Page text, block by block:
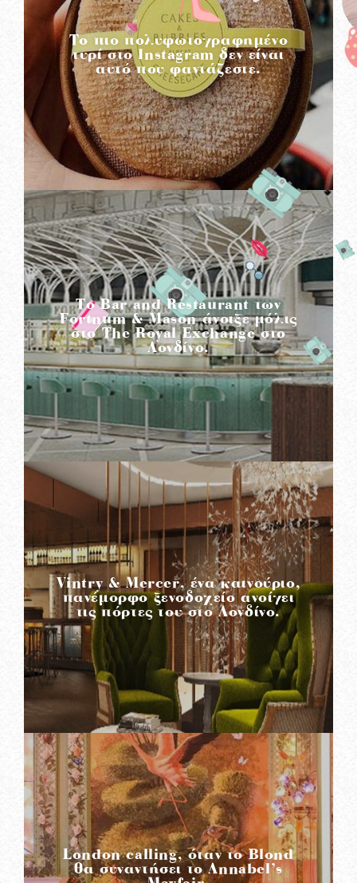
To πιο πολυφωτογραφημένο
τυρί στο Instagram δεν είναι
αυτό που φαντάζεστε.
READ MORE
To Bar and Restaurant των
Fortnum & Mason άνοιξε μόλις
στο The Royal Exchange στο
Λονδίνο.
READ MORE
Vintry & Mercer, ένα καινούριο,
πανέμορφο ξενοδοχείο ανοίγει
τις πόρτες του στο Λονδίνο.
READ MORE
London calling, όταν το Blond
θα συναντήσει το Annabel’s